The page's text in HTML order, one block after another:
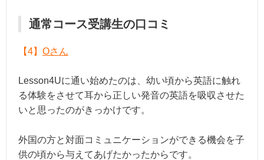
通常コース受講生の口コミ
【4】 Oさん
Lesson4Uに通い始めたのは、幼い頃から英語に触れ
る体験をさせて耳から正しい発音の英語を吸収させた
いと思ったのがきっかけです。
外国の方と対面コミュニケーションができる機会を子
供の頃から与えてあげたかったからです。